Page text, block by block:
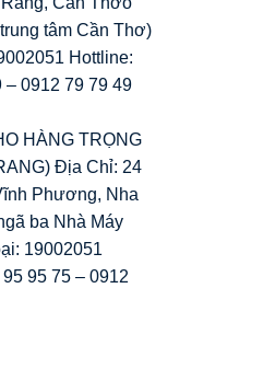
tâm Cần Thơ)
Hottline:
– 0912 79 79 49
HÀNG TRỌNG
Địa Chỉ: 24
Phương, Nha
ba Nhà Máy
19002051
95 75 – 0912